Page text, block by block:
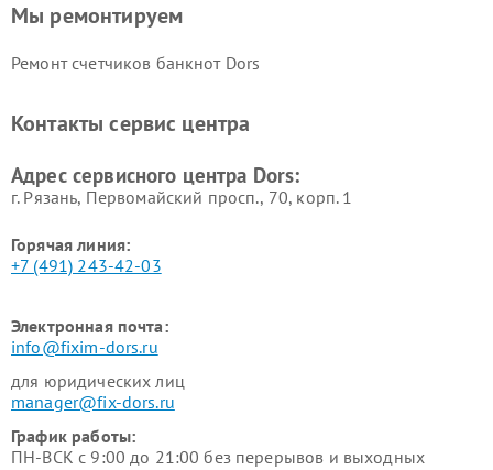
Мы ремонтируем
Ремонт счетчиков банкнот Dors
Контакты сервис центра
Адрес сервисного центра Dors:
г. Рязань, Первомайский просп., 70, корп. 1
Горячая линия:
+7 (491) 243-42-03
Электронная почта:
info@fixim-dors.ru
для юридических лиц
manager@fix-dors.ru
График работы:
ПН-ВСК с 9:00 до 21:00 без перерывов и выходных